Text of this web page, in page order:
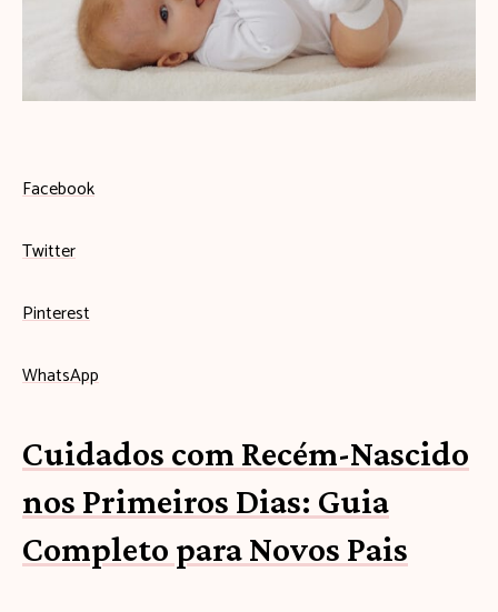
Facebook
Twitter
Pinterest
WhatsApp
Cuidados com Recém-Nascido
nos Primeiros Dias: Guia
Completo para Novos Pais